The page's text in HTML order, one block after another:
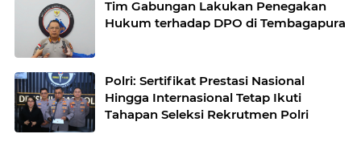
Tim Gabungan Lakukan Penegakan
Hukum terhadap DPO di Tembagapura
Polri: Sertifikat Prestasi Nasional
Hingga Internasional Tetap Ikuti
Tahapan Seleksi Rekrutmen Polri